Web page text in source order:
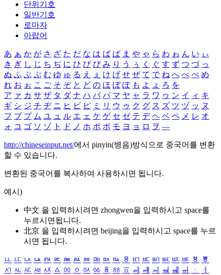
단위기호
일반기호
로마자
아랍어
あ ぁ か が さ ざ た だ な は ば ぱ ま や ゃ ら わ ゎ ん い ぃ
き ぎ し じ ち ぢ に ひ び ぴ み り う ぅ く ぐ す ず つ づ っ
ぬ ふ ぶ ぷ む ゆ ゅ る え ぇ け げ せ ぜ て で ね へ べ ぺ め
れ お ぉ こ ご そ ぞ と ど の ほ ぼ ぽ も よ ょ ろ を
ア ァ カ サ ザ タ ダ ナ ハ バ パ マ ヤ ャ ラ ワ ヮ ン イ ィ キ
ギ シ ジ チ ヂ ニ ヒ ビ ピ ミ リ ウ ゥ ク グ ス ズ ツ ヅ ッ ヌ
フ ブ プ ム ユ ュ ル エ ェ ケ ゲ セ ゼ テ デ ヘ ベ ペ メ レ オ
ォ コ ゴ ソ ゾ ト ド ノ ホ ボ ポ モ ヨ ョ ロ ヲ ―
http://chineseinput.net/에서 pinyin(병음)방식으로 중국어를 변환
할 수 있습니다.
변환된 중국어를 복사하여 사용하시면 됩니다.
예시)
中文 을 입력하시려면 zhongwen을 입력하시고 space를
누르시면됩니다.
北京 을 입력하시려면 beijing을 입력하시고 space를 누르
시면 됩니다.
ㅥ ㅦ ㅧ ㅨ ㅩ ㅪ ㅫ ㅬ ㅭ ㅮ ㅯ ㅰ ㅱ ㅲ ㅳ ㅴ ㅵ ㅶ ㅷ ㅸ
ㅹ
ㅺ ㅻ ㅼ ㅽ ㅾ ㅿ ㆀ ㆁ ㆂ ㆃ ㆄ ㆅ ㆆ ㆇ ㆈ ㆉ ㆊ ㆋ ㆌ ㆍ
ㆎ